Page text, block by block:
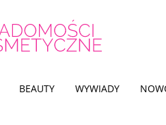
BEAUTY WYWIADY